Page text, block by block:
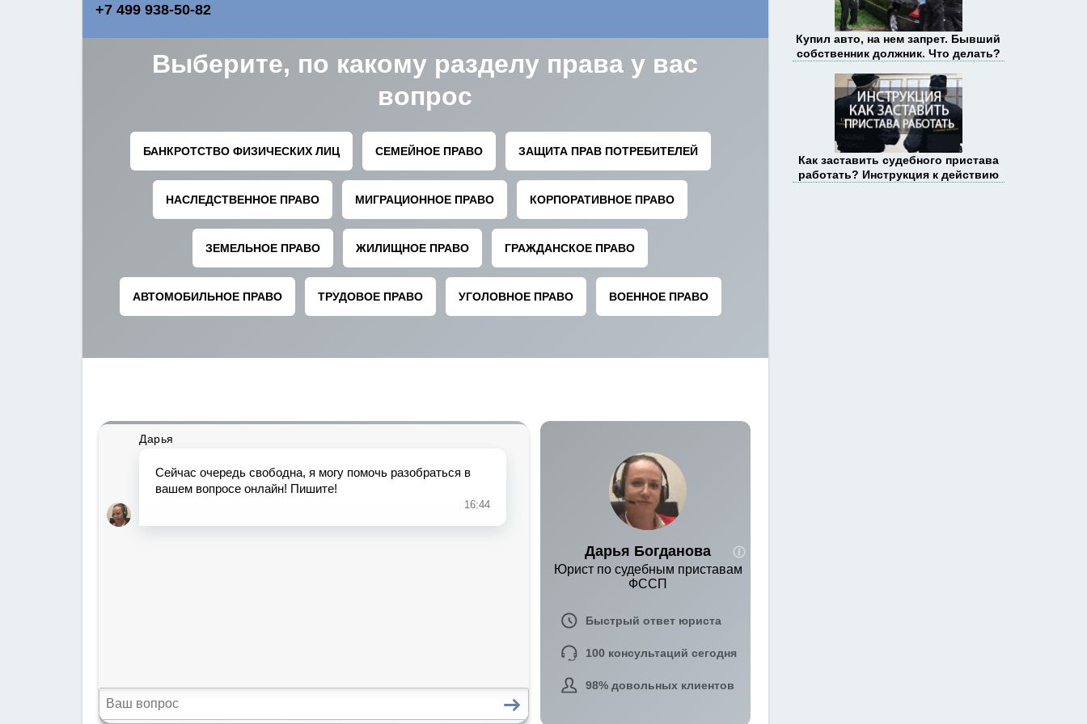
Купил авто, на нем запрет. Бывший
собственник должник. Что делать?
Как заставить судебного пристава
работать? Инструкция к действию